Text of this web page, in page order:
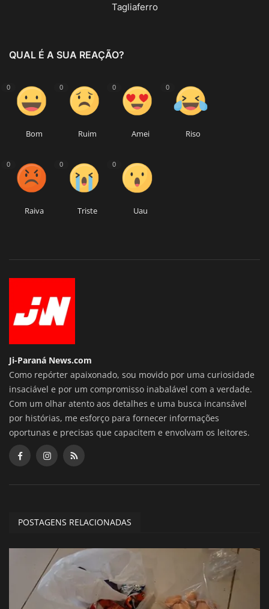
Tagliaferro
QUAL É A SUA REAÇÃO?
0
Bom
0
Ruim
0
Amei
0
Riso
0
Raiva
0
Triste
0
Uau
Ji-Paraná News.com
Como repórter apaixonado, sou movido por uma curiosidade
insaciável e por um compromisso inabalável com a verdade.
Com um olhar atento aos detalhes e uma busca incansável
por histórias, me esforço para fornecer informações
oportunas e precisas que capacitem e envolvam os leitores.
POSTAGENS RELACIONADAS